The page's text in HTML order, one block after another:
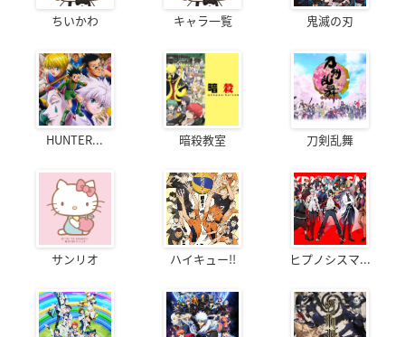
ちいかわ キャラ一覧 鬼滅の刃
HUNTER... 暗殺教室 刀剣乱舞
サンリオ ハイキュー!! ヒプノシスマ...